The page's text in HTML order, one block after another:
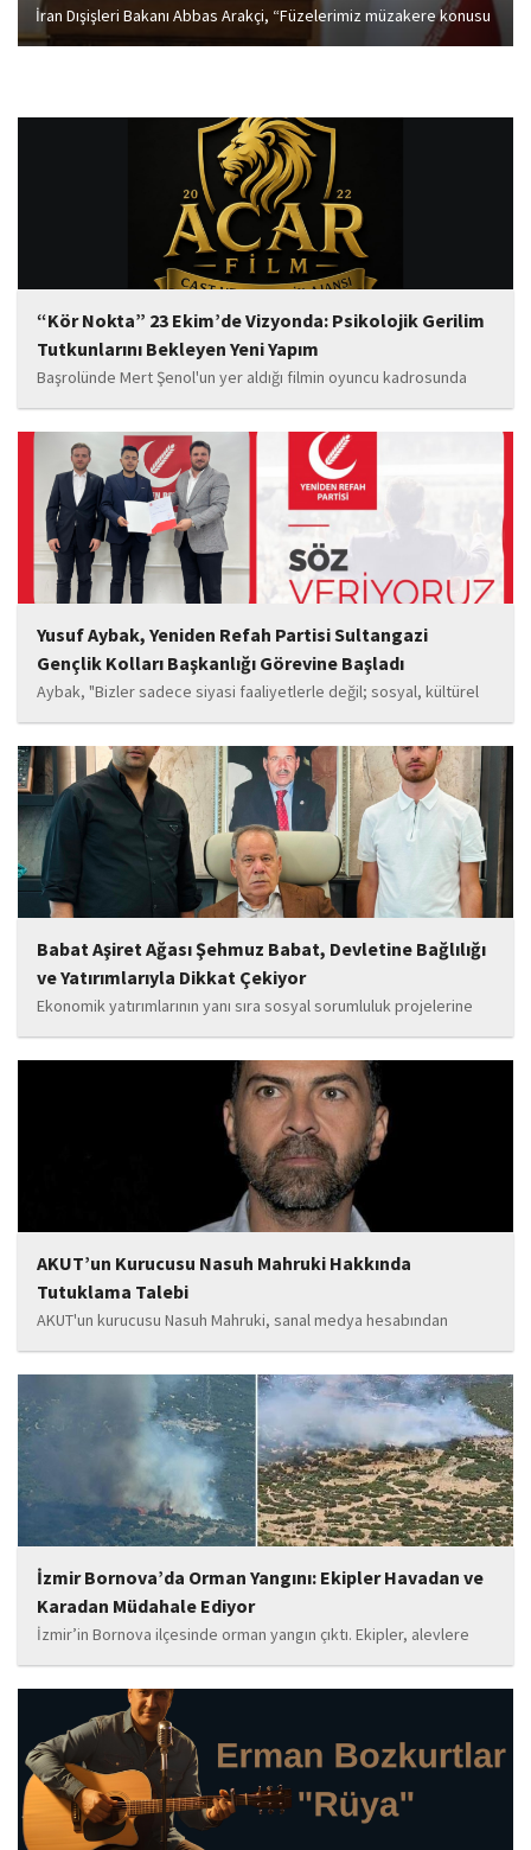
İran Dışişleri Bakanı Abbas Arakçi, “Füzelerimiz müzakere konusu
değildir ve olmayacaktır” dedi.
“Kör Nokta” 23 Ekim’de Vizyonda: Psikolojik Gerilim
Tutkunlarını Bekleyen Yeni Yapım
Başrolünde Mert Şenol'un yer aldığı filmin oyuncu kadrosunda
Esma Kıyanç, Ayşe Aktaş, Berna Kıyanç, Gökay Alpaslan Şahin,
Sema Yaldıran, Sıla Altıntaş, İsmail Akkoç, Celal Acar ve çocuk
oyuncu Görkem Akyol...
Yusuf Aybak, Yeniden Refah Partisi Sultangazi
Gençlik Kolları Başkanlığı Görevine Başladı
Aybak, "Bizler sadece siyasi faaliyetlerle değil; sosyal, kültürel
ve manevi değerleri güçlendiren çalışmalarla da gençlerimizin
yanında olacağız. Sultangazi'de birlik ve beraberlik ruhunu daha
da güçlendirecek projeleri hayata geçirmek için ekip...
Babat Aşiret Ağası Şehmuz Babat, Devletine Bağlılığı
ve Yatırımlarıyla Dikkat Çekiyor
Ekonomik yatırımlarının yanı sıra sosyal sorumluluk projelerine
de önem veren Babat'ın, eğitim alanında bir lise ile iki okulun
yapımına katkı sunduğu, ayrıca Şırnak'ın çeşitli noktalarında
tamamlanan ve yapımı devam eden...
AKUT’un Kurucusu Nasuh Mahruki Hakkında
Tutuklama Talebi
AKUT'un kurucusu Nasuh Mahruki, sanal medya hesabından
yaptığı '15 Temmuz' paylaşımı nedeniyle 'Halkı kin ve düşmanlığa
tahrik veya aşağılama' suçundan gözaltına alındı. Mahruki,
tutuklama talebiyle Sulh Ceza Hakimliği'ne sevk edildi.
İzmir Bornova’da Orman Yangını: Ekipler Havadan ve
Karadan Müdahale Ediyor
İzmir’in Bornova ilçesinde orman yangın çıktı. Ekipler, alevlere
havadan ve karadan müdahale ediyor.